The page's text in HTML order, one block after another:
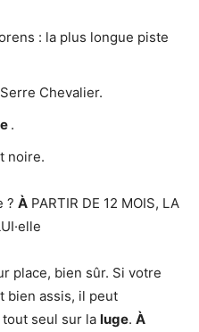
: la plus longue piste
Chevalier.
.
noire.
? À PARTIR DE 12 MOIS, LA
place, bien sûr. Si votre
bien assis, il peut
seul sur la luge. À